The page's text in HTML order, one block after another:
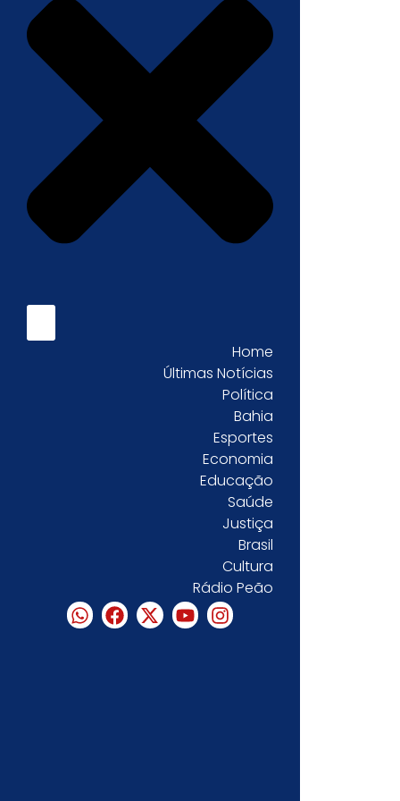
Home
Últimas Notícias
Política
Bahia
Esportes
Economia
Educação
Saúde
Justiça
Brasil
Cultura
Rádio Peão